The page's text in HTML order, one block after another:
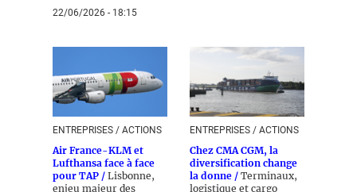
22/06/2026 - 18:15
ENTREPRISES / ACTIONS
Air France-KLM et
Lufthansa face à face
pour TAP / Lisbonne,
enjeu majeur des
ENTREPRISES / ACTIONS
Chez CMA CGM, la
diversification change
la donne / Terminaux,
logistique et cargo